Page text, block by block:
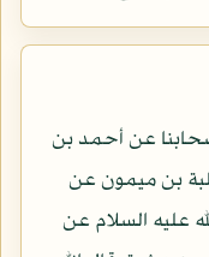
عن أحمد بن
بن ميمون عن
عليه السلام عن